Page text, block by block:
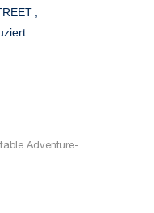
Adventure-